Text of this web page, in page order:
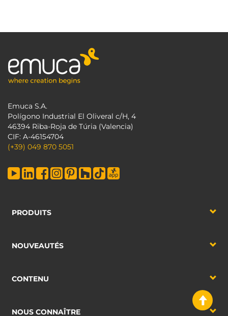
Emuca S.A.
Polígono Industrial El Oliveral c/H, 4
46394 Riba-Roja de Túria (Valencia)
CIF: A-46154704
(+39) 049 870 5051
PRODUITS
NOUVEAUTÉS
CONTENU
NOUS CONNAÎTRE